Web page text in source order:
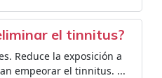
el tinnitus?
Reduce la exposición a
empeorar el tinnitus. ...